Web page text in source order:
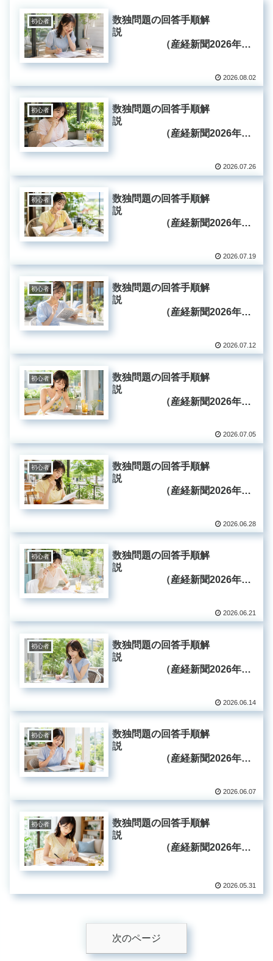
初心者
数独問題の回答手順解
説
（産経新聞2026年8
2026.08.02
初心者
数独問題の回答手順解
説
（産経新聞2026年7
2026.07.26
初心者
数独問題の回答手順解
説
（産経新聞2026年7
2026.07.19
初心者
数独問題の回答手順解
説
（産経新聞2026年7
2026.07.12
初心者
数独問題の回答手順解
説
（産経新聞2026年7
2026.07.05
初心者
数独問題の回答手順解
説
（産経新聞2026年6
2026.06.28
初心者
数独問題の回答手順解
説
（産経新聞2026年6
2026.06.21
初心者
数独問題の回答手順解
説
（産経新聞2026年6
2026.06.14
初心者
数独問題の回答手順解
説
（産経新聞2026年6
2026.06.07
初心者
数独問題の回答手順解
説
（産経新聞2026年5
2026.05.31
次のページ